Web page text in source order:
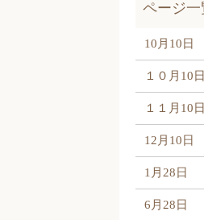
10月10日
１０月10日
１１月10日
12月10日
1月28日
6月28日